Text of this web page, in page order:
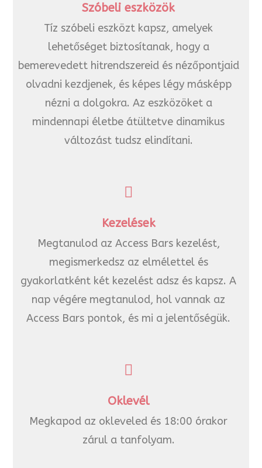
Szóbeli eszközök
Tíz szóbeli eszközt kapsz, amelyek
lehetőséget biztosítanak, hogy a
bemerevedett hitrendszereid és nézőpontjaid
olvadni kezdjenek, és képes légy másképp
nézni a dolgokra. Az eszközöket a
mindennapi életbe átültetve dinamikus
változást tudsz elindítani.
Kezelések
Megtanulod az Access Bars kezelést,
megismerkedsz az elmélettel és
gyakorlatként két kezelést adsz és kapsz. A
nap végére megtanulod, hol vannak az
Access Bars pontok, és mi a jelentőségük.
Oklevél
Megkapod az okleveled és 18:00 órakor
zárul a tanfolyam.